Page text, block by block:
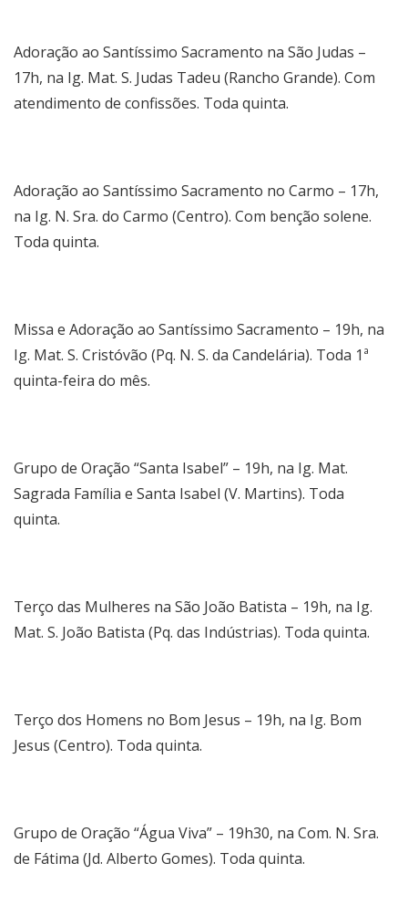
Adoração ao Santíssimo Sacramento na São Judas –
17h, na Ig. Mat. S. Judas Tadeu (Rancho Grande). Com
atendimento de confissões. Toda quinta.
Adoração ao Santíssimo Sacramento no Carmo – 17h,
na Ig. N. Sra. do Carmo (Centro). Com benção solene.
Toda quinta.
Missa e Adoração ao Santíssimo Sacramento – 19h, na
Ig. Mat. S. Cristóvão (Pq. N. S. da Candelária). Toda 1ª
quinta-feira do mês.
Grupo de Oração “Santa Isabel” – 19h, na Ig. Mat.
Sagrada Família e Santa Isabel (V. Martins). Toda
quinta.
Terço das Mulheres na São João Batista – 19h, na Ig.
Mat. S. João Batista (Pq. das Indústrias). Toda quinta.
Terço dos Homens no Bom Jesus – 19h, na Ig. Bom
Jesus (Centro). Toda quinta.
Grupo de Oração “Água Viva” – 19h30, na Com. N. Sra.
de Fátima (Jd. Alberto Gomes). Toda quinta.